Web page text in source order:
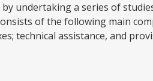
undertaking a series of
of the following main
technical assistance, and